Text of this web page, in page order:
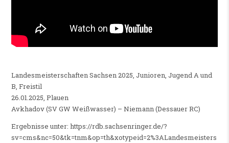
Landesmeisterschaften Sachsen 2025, Junioren, Jugend A und
B, Freistil
26.01.2025, Plauen
Avkhadov (SV GW Weißwasser) – Niemann (Dessauer RC)
Ergebnisse unter: https://rdb.sachsenringer.de/?
sv=cms&nc=50&tk=tnm&op=th&xotypeid=2%3ALandesmeisters